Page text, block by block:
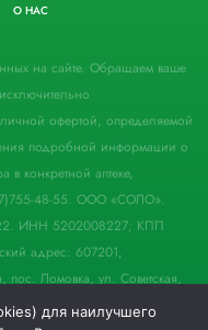
О НАС
на сайте. Обращаем ваше
офертой, определяемой
подробной информации о
в конкретной аптеке,
48-55. ООО «СОЛО».
ИНН 5202008227; КПП
адрес: 607201,
пос. Ломовка, ул. Советская,
для наилучшего